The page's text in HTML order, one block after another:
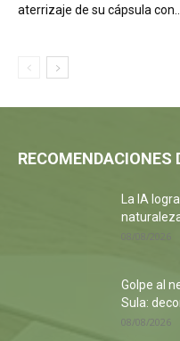
aterrizaje de su cápsula
RECOMENDACIONES
La IA
Golpe al
Sula:
08/08/2026